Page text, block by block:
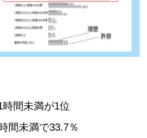
間未満が1位
間未満で33.7％